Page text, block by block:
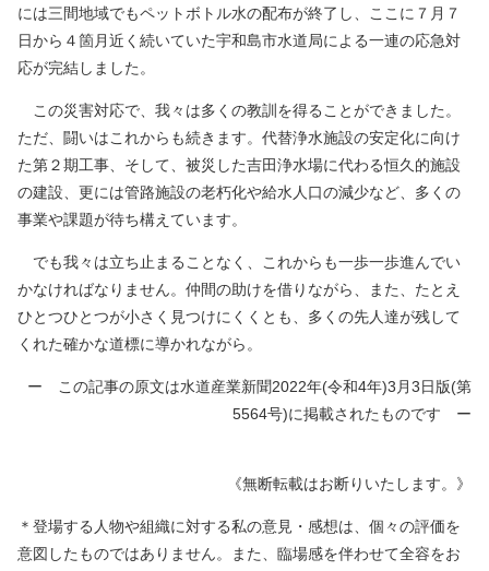
には三間地域でもペットボトル水の配布が終了し、ここに７月７
日から４箇月近く続いていた宇和島市水道局による一連の応急対
応が完結しました。
この災害対応で、我々は多くの教訓を得ることができました。
ただ、闘いはこれからも続きます。代替浄水施設の安定化に向け
た第２期工事、そして、被災した吉田浄水場に代わる恒久的施設
の建設、更には管路施設の老朽化や給水人口の減少など、多くの
事業や課題が待ち構えています。
でも我々は立ち止まることなく、これからも一歩一歩進んでい
かなければなりません。仲間の助けを借りながら、また、たとえ
ひとつひとつが小さく見つけにくくとも、多くの先人達が残して
くれた確かな道標に導かれながら。
ー この記事の原文は水道産業新聞2022年(令和4年)3月3日版(第
5564号)に掲載されたものです ー
《無断転載はお断りいたします。》
＊登場する人物や組織に対する私の意見・感想は、個々の評価を
意図したものではありません。また、臨場感を伴わせて全容をお